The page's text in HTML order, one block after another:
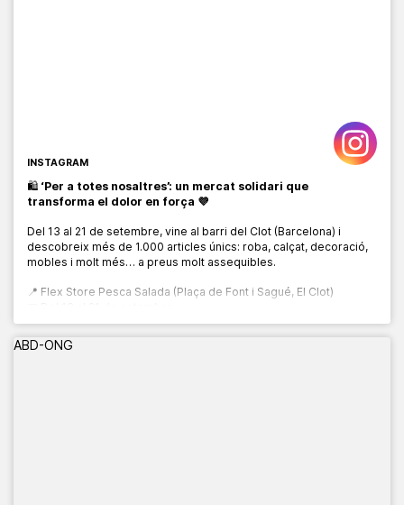
INSTAGRAM
🛍️ ‘Per a totes nosaltres’: un mercat solidari que
transforma el dolor en força 💜
Del 13 al 21 de setembre, vine al barri del Clot (Barcelona) i
descobreix més de 1.000 articles únics: roba, calçat, decoració,
mobles i molt més… a preus molt assequibles.
📍 Flex Store Pesca Salada (Plaça de Font i Sagué, El Clot)
🕙 De 10:00 a 20:00 h
ABD-ONG